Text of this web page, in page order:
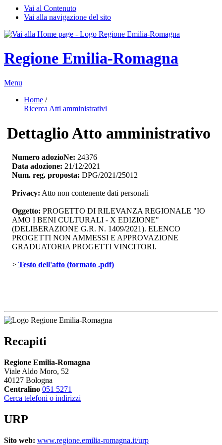
Vai al Contenuto
Vai alla navigazione del sito
Regione Emilia-Romagna
Menu
Home /
Ricerca Atti amministrativi
Dettaglio Atto amministrativo
Numero adozioNe: 24376
Data adozione: 21/12/2021
Num. reg. proposta: DPG/2021/25012
Privacy: Atto non contenente dati personali
Oggetto: PROGETTO DI RILEVANZA REGIONALE "IO
AMO I BENI CULTURALI - X EDIZIONE"
(DELIBERAZIONE G.R. N. 1409/2021). ELENCO
PROGETTI NON AMMESSI E APPROVAZIONE
GRADUATORIA PROGETTI VINCITORI.
> Testo dell'atto (formato .pdf)
Recapiti
Regione Emilia-Romagna
Viale Aldo Moro, 52
40127 Bologna
Centralino 051 5271
Cerca telefoni o indirizzi
URP
Sito web: www.regione.emilia-romagna.it/urp